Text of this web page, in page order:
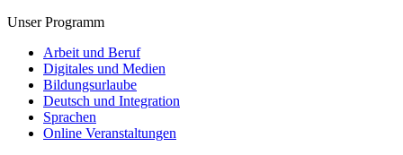
Unser Programm
Arbeit und Beruf
Digitales und Medien
Bildungsurlaube
Deutsch und Integration
Sprachen
Online Veranstaltungen